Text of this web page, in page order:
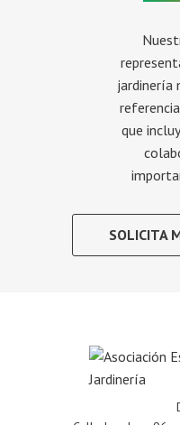
jardinería
que
SOLICITA